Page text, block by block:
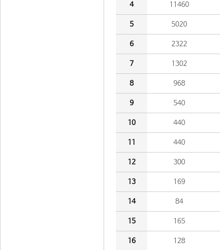
4 11460
5 5020
6 2322
7 1302
8 968
9 540
10 440
11 440
12 300
13 169
14 84
15 165
16 128